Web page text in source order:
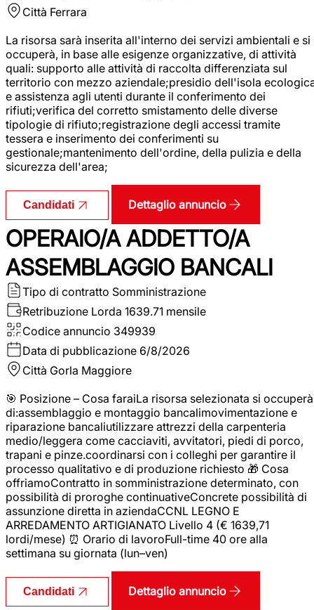
Città Ferrara
La risorsa sarà inserita all'interno dei servizi ambientali e si
occuperà, in base alle esigenze organizzative, di attività
quali: supporto alle attività di raccolta differenziata sul
territorio con mezzo aziendale;presidio dell'isola
e assistenza agli utenti durante il conferimento dei
rifiuti;verifica del corretto smistamento delle diverse
tipologie di rifiuto;registrazione degli accessi tramite
tessera e inserimento dei conferimenti su
gestionale;mantenimento dell'ordine, della pulizia e della
sicurezza dell'area;
Candidati Dettaglio annuncio
OPERAIO/A ADDETTO/A
ASSEMBLAGGIO BANCALI
Tipo di contratto Somministrazione
Retribuzione Lorda 1639.71 mensile
Codice annuncio 349939
Data di pubblicazione 6/8/2026
Città Gorla Maggiore
🎯 Posizione – Cosa faraiLa risorsa selezionata si occuperà
di:assemblaggio e montaggio bancalimovimentazione e
riparazione bancaliutilizzare attrezzi della carpenteria
medio/leggera come cacciaviti, avvitatori, piedi di porco,
trapani e pinze.coordinarsi con i colleghi per garantire il
processo qualitativo e di produzione richiesto 🎁 Cosa
offriamoContratto in somministrazione determinato, con
possibilità di proroghe continuativeConcrete possibilità di
assunzione diretta in aziendaCCNL LEGNO E
ARREDAMENTO ARTIGIANATO Livello 4 (€ 1639,71
lordi/mese) ⏰ Orario di lavoroFull-time 40 ore alla
settimana su giornata (lun–ven)
Candidati Dettaglio annuncio